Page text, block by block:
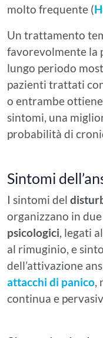
molto frequente (
Un trattamento
favorevolmente la
lungo periodo
pazienti trattati
o entrambe
sintomi, una
probabilità di
Sintomi
I sintomi del
organizzano in
psicologici, legati
al rimuginio, e
dell’attivazione
attacchi di panico,
continua e